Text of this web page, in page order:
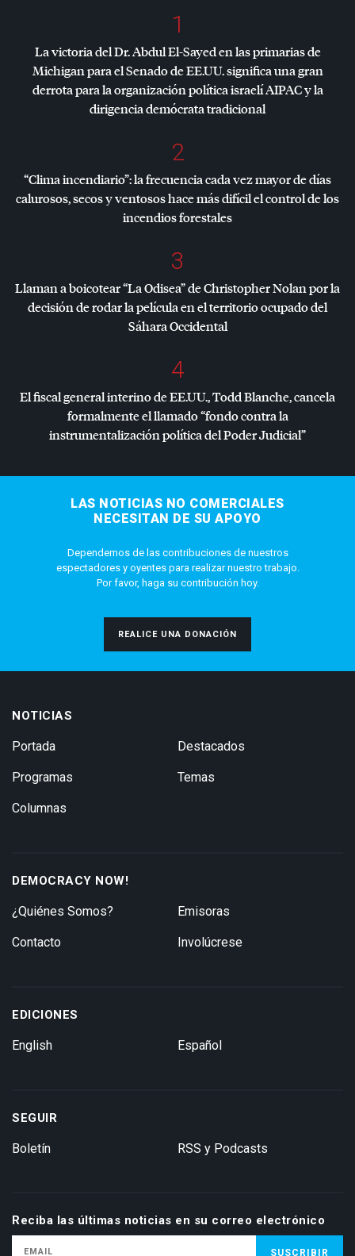
1
La victoria del Dr. Abdul El-Sayed en las primarias de
Michigan para el Senado de EE.UU. significa una gran
derrota para la organización política israelíAIPACy la
dirigencia demócrata tradicional
2
“Clima incendiario”: la frecuencia cada vez mayor de días
calurosos, secos y ventosos hace más difícil el control de los
incendios forestales
3
Llaman a boicotear “La Odisea” de Christopher Nolan por la
decisión de rodar la película en el territorio ocupado del
Sáhara Occidental
4
El fiscal general interino de EE.UU., Todd Blanche, cancela
formalmente el llamado “fondo contra la
instrumentalización política del Poder Judicial”
LAS NOTICIAS NO COMERCIALES
NECESITAN DE SU APOYO
Dependemos de las contribuciones de nuestros
espectadores y oyentes para realizar nuestro trabajo.
Por favor, haga su contribución hoy.
REALICE UNA DONACIÓN
NOTICIAS
Portada
Programas
Columnas
Destacados
Temas
DEMOCRACY NOW!
¿Quiénes Somos?
Contacto
Emisoras
Involúcrese
EDICIONES
English Español
SEGUIR
Boletín RSS y Podcasts
Reciba las últimas noticias en su correo electrónico